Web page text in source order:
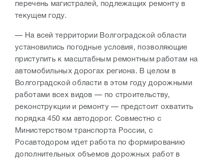
перечень магистралей, подлежащих ремонту в
текущем году.
— На всей территории Волгоградской области
установились погодные условия, позволяющие
приступить к масштабным ремонтным работам на
автомобильных дорогах региона. В целом в
Волгоградской области в этом году дорожными
работами всех видов — по строительству,
реконструкции и ремонту — предстоит охватить
порядка 450 км автодорог. Совместно с
Министерством транспорта России, с
Росавтодором идет работа по формированию
дополнительных объемов дорожных работ в